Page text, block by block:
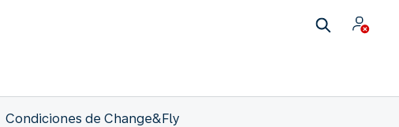
Condiciones de Change&Fly